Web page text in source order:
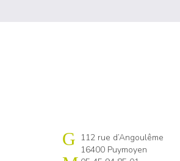
Cap emploi 16
112 rue d’Angoulême
16400 Puymoyen